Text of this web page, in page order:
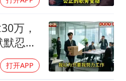
万，
默忍
期我离
打开APP